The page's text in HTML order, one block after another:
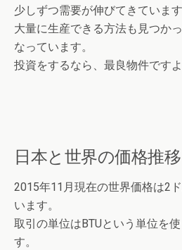
少しずつ需要が伸びてきています
大量に生産できる方法も見つか
なっています。
投資をするなら、最良物件ですよ
日本と世界の価格推移
2015年11月現在の世界価格は2
います。
取引の単位はBTUという単位を
す。